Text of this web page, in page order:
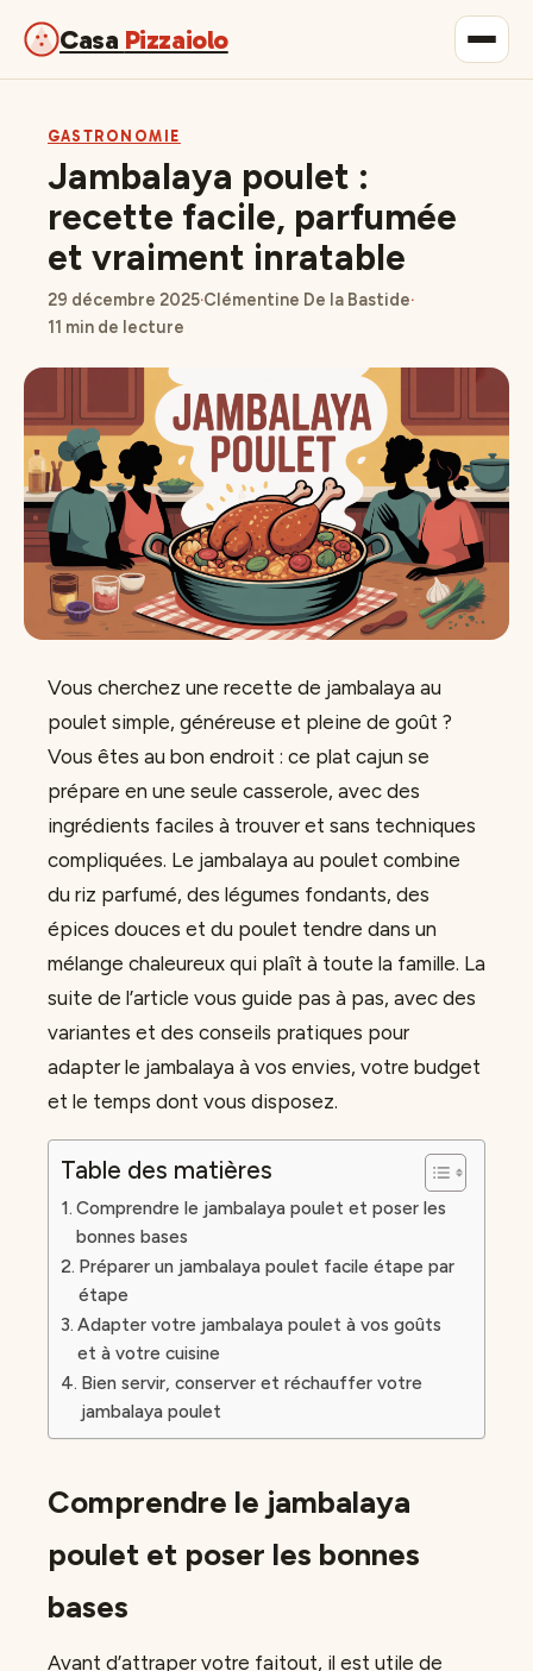
Casa Pizzaiolo
Maison & Déco
Lifestyle
GASTRONOMIE
Jambalaya poulet :
recette facile, parfumée
et vraiment inratable
29 décembre 2025·Clémentine De la Bastide·
11 min de lecture
Vous cherchez une recette de jambalaya au
poulet simple, généreuse et pleine de goût ?
Vous êtes au bon endroit : ce plat cajun se
prépare en une seule casserole, avec des
ingrédients faciles à trouver et sans techniques
compliquées. Le jambalaya au poulet combine
du riz parfumé, des légumes fondants, des
épices douces et du poulet tendre dans un
mélange chaleureux qui plaît à toute la famille. La
suite de l’article vous guide pas à pas, avec des
variantes et des conseils pratiques pour
adapter le jambalaya à vos envies, votre budget
et le temps dont vous disposez.
Table des matières
Comprendre le jambalaya poulet et poser les
bonnes bases
Préparer un jambalaya poulet facile étape par
étape
Adapter votre jambalaya poulet à vos goûts
et à votre cuisine
Bien servir, conserver et réchauffer votre
jambalaya poulet
Comprendre le jambalaya
poulet et poser les bonnes
bases
Avant d’attraper votre faitout, il est utile de